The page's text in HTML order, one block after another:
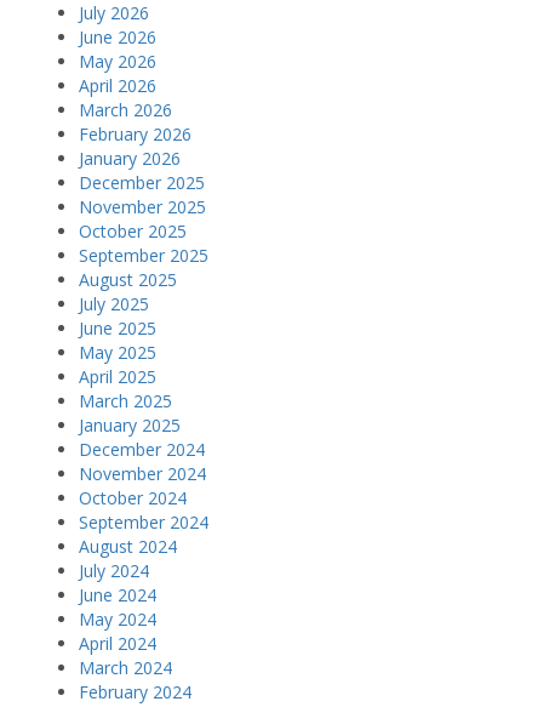
July 2026
June 2026
May 2026
April 2026
March 2026
February 2026
January 2026
December 2025
November 2025
October 2025
September 2025
August 2025
July 2025
June 2025
May 2025
April 2025
March 2025
January 2025
December 2024
November 2024
October 2024
September 2024
August 2024
July 2024
June 2024
May 2024
April 2024
March 2024
February 2024